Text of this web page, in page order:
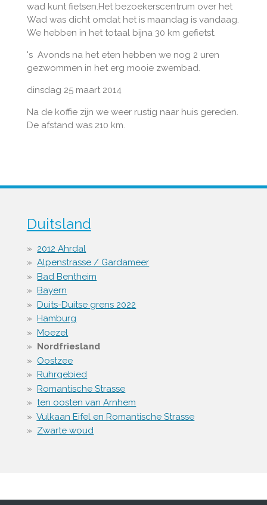
wad kunt fietsen.Het bezoekerscentrum over het
Wad was dicht omdat het is maandag is vandaag.
We hebben in het totaal bijna 30 km gefietst.
's Avonds na het eten hebben we nog 2 uren
gezwommen in het erg mooie zwembad.
dinsdag 25 maart 2014
Na de koffie zijn we weer rustig naar huis gereden.
De afstand was 210 km.
Duitsland
2012 Ahrdal
Alpenstrasse / Gardameer
Bad Bentheim
Bayern
Duits-Duitse grens 2022
Hamburg
Moezel
Nordfriesland
Oostzee
Ruhrgebied
Romantische Strasse
ten oosten van Arnhem
Vulkaan Eifel en Romantische Strasse
Zwarte woud